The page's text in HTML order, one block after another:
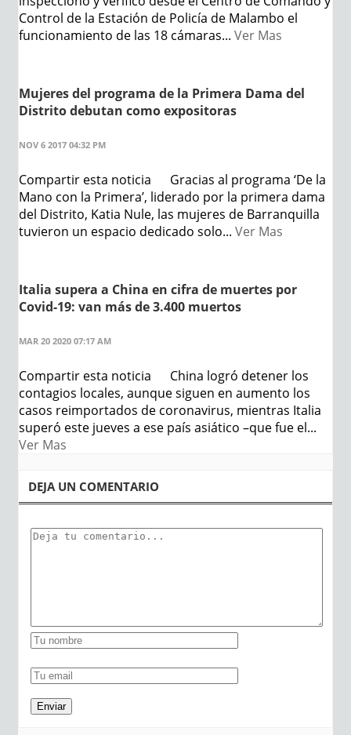
Control de la Estación de Policía de Malambo el
funcionamiento de las 18 cámaras... Ver Mas
Mujeres del programa de la Primera Dama del
Distrito debutan como expositoras
NOV 6 2017 04:32 PM
Compartir esta noticia Gracias al programa ‘De la
Mano con la Primera’, liderado por la primera dama
del Distrito, Katia Nule, las mujeres de Barranquilla
tuvieron un espacio dedicado solo... Ver Mas
Italia supera a China en cifra de muertes por
Covid-19: van más de 3.400 muertos
MAR 20 2020 07:17 AM
Compartir esta noticia China logró detener los
contagios locales, aunque siguen en aumento los
casos reimportados de coronavirus, mientras Italia
superó este jueves a ese país asiático –que fue el...
Ver Mas
DEJA UN COMENTARIO